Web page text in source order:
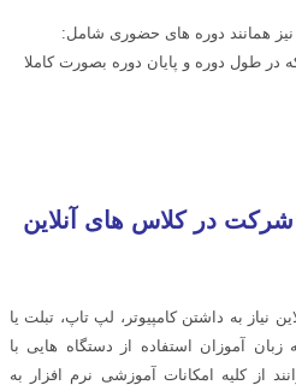
نیز همانند دوره های حضوری شامل:
در طول دوره و پایان دوره بصورت کاملا
شرکت در کلاس های آنلاین
نیاز به داشتن کامپیوتر، لپ تاپ، تبلت یا
زبان آموزان استفاده از دستگاه هایی با
از کلیه امکانات آموزشی نرم افزار به